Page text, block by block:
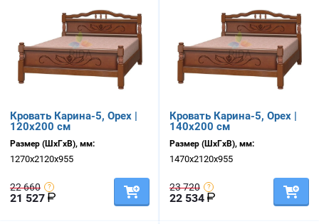
Кровать Карина-5, Орех |
120х200 см
Размер (ШхГхВ), мм:
1270х2120х955
22 660
21 527
Кровать Карина-5, Орех |
140х200 см
Размер (ШхГхВ), мм:
1470х2120х955
23 720
22 534